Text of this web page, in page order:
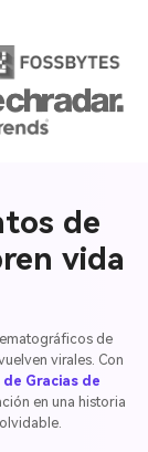
de
vida
de
virales. Con
Gracias de
en una historia